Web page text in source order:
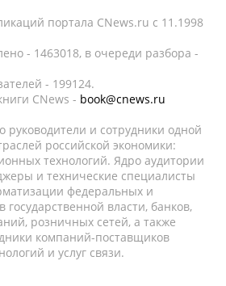
портала CNews.ru c 11.1998
- 1463018, в очереди разбора -
- 199124.
CNews - book@cnews.ru
руководители и сотрудники одной
российской экономики:
технологий. Ядро аудитории
и технические специалисты
федеральных и
государственной власти, банков,
розничных сетей, а также
компаний-поставщиков
и услуг связи.